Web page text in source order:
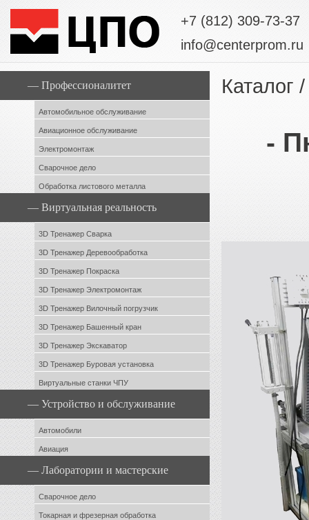
+7 (812) 309-73-37
info@centerprom.ru
— Профессионалитет
Автомобильное обслуживание
Авиационное обслуживание
Электромонтаж
Сварочное дело
Обработка листового металла
— Виртуальная реальность
3D Тренажер Сварка
3D Тренажер Деревообработка
3D Тренажер Покраска
3D Тренажер Электромонтаж
3D Тренажер Вилочный погрузчик
3D Тренажер Башенный кран
3D Тренажер Экскаватор
3D Тренажер Буровая установка
Виртуальные станки ЧПУ
— Устройство и обслуживание
Автомобили
Авиация
— Лаборатории и мастерские
Сварочное дело
Токарная и фрезерная обработка
Каталог
-